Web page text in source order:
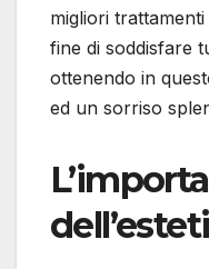
migliori
fine di soddisfare
ottenendo in
ed un sorriso